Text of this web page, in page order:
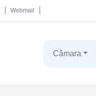
Webmail
Câmara